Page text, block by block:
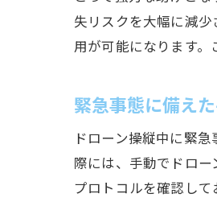
失リスクを大幅に減
用が可能になります。
緊急事態に備え
ドローン操縦中に緊
際には、手動でドロ
プロトコルを確認し